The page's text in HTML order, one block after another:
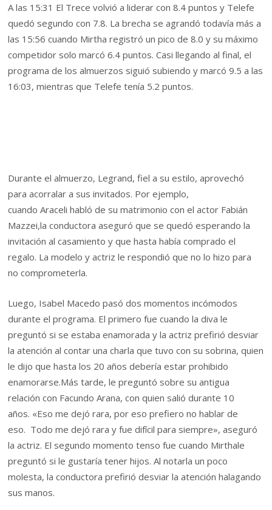
A las 15:31 El Trece volvió a liderar con 8.4 puntos y Telefe
quedó segundo con 7.8. La brecha se agrandó todavía más a
las 15:56 cuando Mirtha registró un pico de 8.0 y su máximo
competidor solo marcó 6.4 puntos. Casi llegando al final, el
programa de los almuerzos siguió subiendo y marcó 9.5 a las
16:03, mientras que Telefe tenía 5.2 puntos.
Durante el almuerzo, Legrand, fiel a su estilo, aprovechó
para acorralar a sus invitados. Por ejemplo,
cuando Araceli habló de su matrimonio con el actor Fabián
Mazzei,la conductora aseguró que se quedó esperando la
invitación al casamiento y que hasta había comprado el
regalo. La modelo y actriz le respondió que no lo hizo para
no comprometerla.
Luego, Isabel Macedo pasó dos momentos incómodos
durante el programa. El primero fue cuando la diva le
preguntó si se estaba enamorada y la actriz prefirió desviar
la atención al contar una charla que tuvo con su sobrina, quien
le dijo que hasta los 20 años debería estar prohibido
enamorarse.Más tarde, le preguntó sobre su antigua
relación con Facundo Arana, con quien salió durante 10
años. «Eso me dejó rara, por eso prefiero no hablar de
eso. Todo me dejó rara y fue difícil para siempre», aseguró
la actriz. El segundo momento tenso fue cuando Mirthale
preguntó si le gustaría tener hijos. Al notarla un poco
molesta, la conductora prefirió desviar la atención halagando
sus manos.